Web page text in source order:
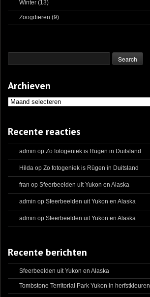
Winter (13)
Zoogdieren (9)
Archieven
Archieven
Recente reacties
admin op Zo fotogeniek is Rügen in Duitsland
Hilda op Zo fotogeniek is Rügen in Duitsland
fran op Sfeerbeelden uit Yukon en Alaska
admin op Sfeerbeelden uit Yukon en Alaska
admin op Sfeerbeelden uit Yukon en Alaska
Recente berichten
Sfeerbeelden uit Yukon en Alaska
Tombstone Territorial Park Yukon in herfstkleuren